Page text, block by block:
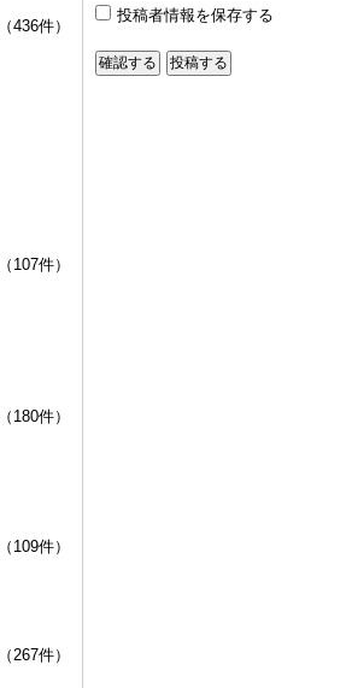
（436件）
（107件）
（180件）
（109件）
（267件）
投稿者情報を保存する